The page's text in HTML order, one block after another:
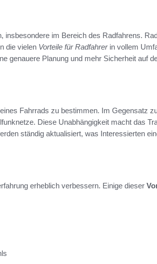
insbesondere im Bereich des Radfahrens.
die vielen Vorteile für Radfahrerin vollem
genauere Planung und mehr Sicherheit auf
Fahrrads zu bestimmen. Im Gegensatz
Diese Unabhängigkeit macht das
ständig aktualisiert, was Interessierten
erheblich verbessern. Einige dieser